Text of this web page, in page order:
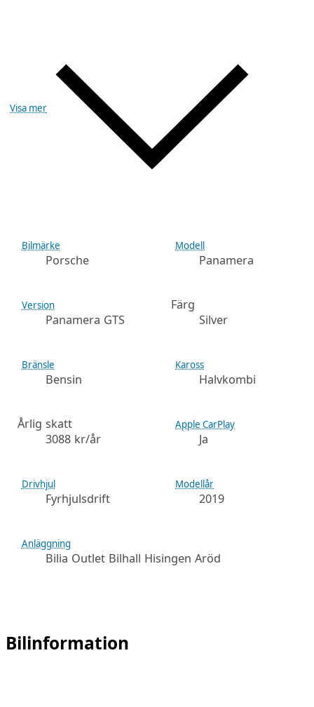
Visa mer
Bilmärke
Porsche
Modell
Panamera
Version
Panamera GTS
Färg
Silver
Bränsle
Bensin
Kaross
Halvkombi
Årlig skatt
3088 kr/år
Apple CarPlay
Ja
Drivhjul
Fyrhjulsdrift
Modellår
2019
Anläggning
Bilia Outlet Bilhall Hisingen Aröd
Bilinformation